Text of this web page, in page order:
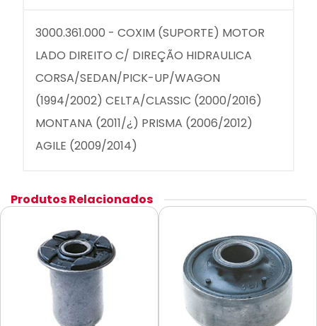
3000.361.000 - COXIM (SUPORTE) MOTOR
LADO DIREITO C/ DIREÇÃO HIDRAULICA
CORSA/SEDAN/PICK-UP/WAGON
(1994/2002) CELTA/CLASSIC (2000/2016)
MONTANA (2011/¿) PRISMA (2006/2012)
AGILE (2009/2014)
Produtos Relacionados